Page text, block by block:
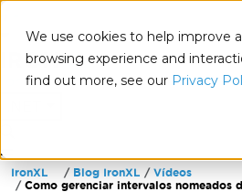
We use cookies to help improve
browsing experience and
find out more, see our Privacy
Ir para o conteúdo do rodapé
IronXL Blog IronXL
Vídeos
Como gerenciar intervalos nomeados